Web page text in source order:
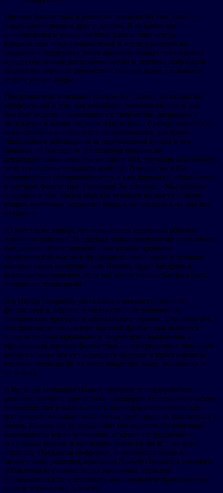
Научная фантастика и развитие технологий уже давно и
неразрывно связаны друг с другом. В то время как
произведения в жанре научной фантастики всегда
вдохновляли предпринимателей и исследователей на
создание и поддержку более инновационных технических
продуктов, новые достижения науки и техники побуждали
создателей научной фантастики творить более сложные и
интригующие миры.
Представитель компании Huawei Ху Сяоман рассказал на
конференции о том, как новейшие технологии, такие как
базовые модели, применяются в творчестве, например, в
литературе в жанре научной фантастики. Прежде технологии
искусственного интеллекта использовались для более
тщательного наблюдения за окружающим миром и его
анализа, но последние достижения привнесли
революционные изменения в сфере ИИ, улучшив способность
этой технологии создавать контент. Технология AIGC
стремительно совершенствуется и уже широкого описывается
в научной фантастике. Господин Ху говорит: «Мы должны
подумать о том, каким образом технологии могут помочь
решать проблемы реального мира, а не сваливать на них все
неудачи».
Ю Кун также заявил, что технологии коренным образом
изменили наш мир. Поскольку новые технологии появляются
ежедневно, по его мнению, нам нужны прорывы
теоретической мысли в фундаментальной науке и технике,
которые такие компании, как Huawei, будут внедрять в
реальные применения, если мы хотим полностью раскрыть
потенциал технологий.
Д-р Ннеди Окорафор рассказала о важности научной
фантастики в Африке, в частности, о ее влиянии на
технических прогресс в африканских странах. Она полагает,
что произведения в жанре научной фантастики являются
плодом глобализированного творческого мышления, а
африканская научная фантастика — это средство, с помощью
которого люди могут предвидеть будущее и проектировать
влияние технологий на наше общество, нашу экономику и
политику.
В будущем компания Huawei продолжит поддерживать
развитие научной фантастики, расширять ее технологические
преимущества и использовать потенциал технологий для
воплощения большего количества идей научной фантастики в
жизнь. Huawei также продолжит исследовать бесконечные
возможности науки и техники, открыто сотрудничать с
остальным миром, и применять технологию ICT во всех
отраслях. Предлагая цифровые, интеллектуальные и
экологичные решения, компания Huawei стремится создавать
добавленную стоимость для различных отраслей
промышленности и извлекать максимальную практическую
пользу технологий для всех.